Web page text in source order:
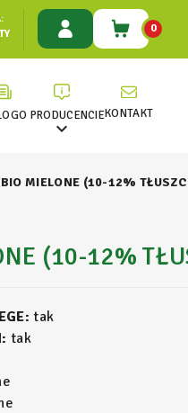
0
O PRODUCENCIE

KONTAKT
MIELONE (10-12%
(10-12%
tak
tak